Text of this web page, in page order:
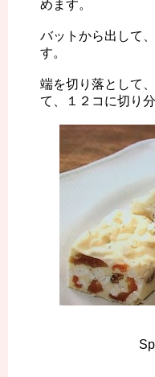
めます。
バットから出して
す。
端を切り落として
て、１２コに切り